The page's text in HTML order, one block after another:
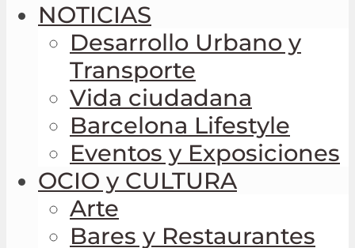
NOTICIAS
Desarrollo Urbano y
Transporte
Vida ciudadana
Barcelona Lifestyle
Eventos y Exposiciones
OCIO y CULTURA
Arte
Bares y Restaurantes